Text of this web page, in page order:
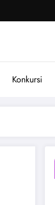
Konkursi